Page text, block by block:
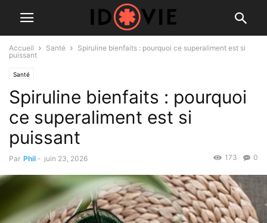
Accueil Santé
Spiruline bienfaits : pourquoi ce superaliment est si
puissant
Santé
Spiruline bienfaits : pourquoi
ce superaliment est si
puissant
Par Phil - juin 23, 2026 0
173